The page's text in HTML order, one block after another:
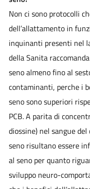
Non ci sono protocolli
dell’allattamento in
inquinanti presenti nel
della Sanita
seno almeno fino al
contaminanti, perche i
seno sono superiori
PCB. A parita di
diossine) nel sangue
seno risultano essere
al seno per quanto
sviluppo neuro-